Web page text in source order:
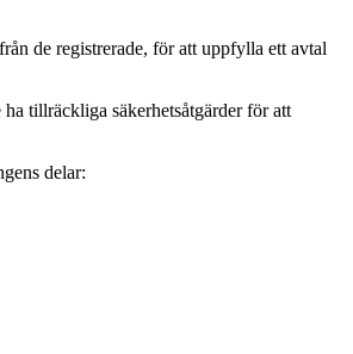
de registrerade, för att uppfylla ett avtal
tillräckliga säkerhetsåtgärder för att
delar: